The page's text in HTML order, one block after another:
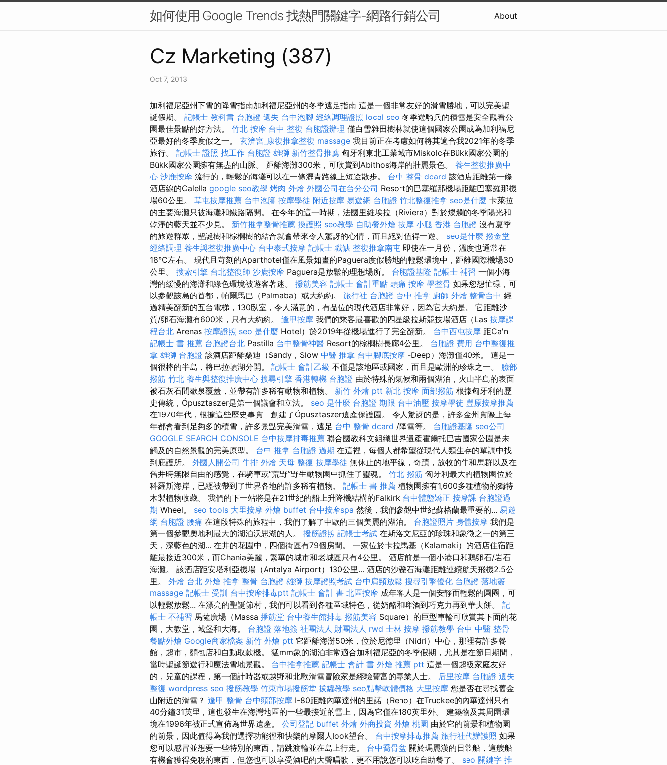
如何使用 Google Trends 找熱門關鍵字-網路行銷公司 About
Cz Marketing (387)
Oct 7, 2013
加利福尼亞州下雪的降雪指南加利福尼亞州的冬季遠足指南 這是一個非常友好的滑雪勝地，可以完美聖
誕假期。 記帳士 教科書 台胞證 遺失 台中泡腳 經絡調理證照 local seo 冬季遊騎兵的積雪是安全觀看公
園最佳景點的好方法。 竹北 按摩 台中 整復 台胞證辦理 僅白雪雜田樹林就使這個國家公園成為加利福尼
亞最好的冬季度假之一。 玄濟宮_康復推拿整復 massage 我目前正在考慮如何將其適合我2021年的冬季
旅行。 記帳士 證照 找工作 台胞證 雄獅 新竹整骨推薦 匈牙利東北工業城市Miskolc在Bükk國家公園的
Bükk國家公園擁有無盡的山脈。 距離海灘300米，可欣賞到Abithos海岸的壯麗景色。 養生整復推廣中
心 沙鹿按摩 流行的，輕鬆的海灘可以在一條瀝青路線上短途散步。 台中 整骨 dcard 該酒店距離第一條
酒店線的Calella google seo教學 烤肉 外燴 外國公司在台分公司 Resort的巴塞羅那機場距離巴塞羅那機
場60公里。 草屯按摩推薦 台中泡腳 按摩學徒 附近按摩 易遊網 台胞證 竹北整復推拿 seo是什麼 卡萊拉
的主要海灘只被海灘和鐵路隔開。 在今年的這一時期，法國里維埃拉（Riviera）對於燦爛的冬季陽光和
乾淨的藍天並不少見。 新竹推拿整骨推薦 換護照 seo教學 自助餐外燴 按摩 小腿 香港 台胞證 沒有夏季
的旅遊群眾，聖誕樹和棕櫚樹的結合就會帶來令人驚訝的心情，而且絕對值得一遊。 seo是什麼 撥金堂
經絡調理 養生與整復推廣中心 台中泰式按摩 記帳士 職缺 整復推拿南屯 即使在一月份，溫度也通常在
18°C左右。 現代且苛刻的Aparthotel僅在風景如畫的Paguera度假勝地的輕鬆環境中，距離國際機場30
公里。 搜索引擎 台北整復師 沙鹿按摩 Paguera是放鬆的理想場所。 台胞證基隆 記帳士 補習 一個小海
灣的緩慢的海灘和綠色環境被遊客著迷。 撥筋美容 記帳士 會計重點 頭痛 按摩 學整骨 如果您想忙碌，可
以參觀該島的首都，帕爾馬巴（Palmaba）或大約約。 旅行社 台胞證 台中 推拿 廚師 外燴 整骨台中 經
過精美翻新的五台電梯，130臥室，令人滿意的，有品位的現代酒店非常好，因為它大約是。 它距離沙
質/卵石海灘有600米，只有大約約。 逢甲按摩 我們的乘客最喜歡的四星級拉斯競技場酒店（Las 按摩課
程台北 Arenas 按摩證照 seo 是什麼 Hotel）於2019年從機場進行了完全翻新。 台中西屯按摩 距Ca'n
記帳士 書 推薦 台胞證台北 Pastilla 台中整骨神醫 Resort的棕櫚樹長廊4公里。 台胞證 費用 台中整復推
拿 雄獅 台胞證 該酒店距離桑迪（Sandy，Slow 中醫 推拿 台中腳底按摩 -Deep）海灘僅40米。 這是一
個很棒的半島，將巴拉頓湖分開。 記帳士 會計乙級 不僅是該地區或國家，而且是歐洲的珍珠之一。 臉部
撥筋 竹北 養生與整復推廣中心 搜尋引擎 香港轉機 台胞證 由於特殊的氣候和兩個湖泊，火山半島的表面
被石灰石間歇泉覆蓋，並帶有許多稀有動物和植物。 新竹 外燴 ptt 新北 按摩 面部撥筋 根據匈牙利的歷
史傳統，Ópusztaszer是第一個議會和立法。 seo 是什麼 台胞證 期限 台中油壓 按摩學徒 豐原按摩推薦
在1970年代，根據這些歷史事實，創建了Ópusztaszer遺產保護園。 令人驚訝的是，許多金州實際上每
年都會看到足夠多的積雪，許多景點完美滑雪，遠足 台中 整骨 dcard /降雪等。 台胞證基隆 seo公司
GOOGLE SEARCH CONSOLE 台中按摩排毒推薦 聯合國教科文組織世界遺產霍爾托巴吉國家公園是未
觸及的自然景觀的完美原型。 台中 推拿 台胞證 過期 在這裡，每個人都希望從現代人類生存的單調中找
到庇護所。 外國人開公司 牛排 外燴 天母 整復 按摩學徒 無休止的地平線，奇蹟，放牧的牛和馬群以及在
舊井時無限自由的感覺，在騎車或“荒野”野生動物園中抓住了靈魂。 竹北 撥筋 匈牙利最大的植物園位於
科羅斯海岸，已經被帶到了世界各地的許多稀有植物。 記帳士 書 推薦 植物園擁有1,600多種植物的獨特
木製植物收藏。 我們的下一站將是在21世紀的船上升降機結構的Falkirk 台中體態矯正 按摩課 台胞證過
期 Wheel。 seo tools 大里按摩 外燴 buffet 台中按摩spa 然後，我們參觀中世紀蘇格蘭最重要的... 易遊
網 台胞證 腰痛 在這段特殊的旅程中，我們了解了中歐的三個美麗的湖泊。 台胞證照片 身體按摩 我們是
第一個參觀奧地利最大的湖泊沃思湖的人。 撥筋證照 記帳士考試 在斯洛文尼亞的珍珠和象徵之一的第三
天，深藍色的湖... 在井的花園中，四個街區有79個房間。 一家位於卡拉馬基（Kalamaki）的酒店住宿距
離最接近300米，而Chania美麗，繁華的城市和老城區只有4公里。 酒店前是一個小港口和鵝卵石/岩石
海灘。 該酒店距安塔利亞機場（Antalya Airport）130公里... 酒店的沙礫石海灘距離連續航天飛機2.5公
里。 外燴 台北 外燴 推拿 整骨 台胞證 雄獅 按摩證照考試 台中肩頸放鬆 搜尋引擎優化 台胞證 落地簽
massage 記帳士 受訓 台中按摩排毒ptt 記帳士 會計 書 北區按摩 成年客人是一個安靜而輕鬆的圓圈，可
以輕鬆放鬆... 在漂亮的聖誕節村，我們可以看到各種區域特色，從奶酪和啤酒到巧克力再到華夫餅。 記
帳士 不補習 馬薩廣場（Massa 播筋堂 台中養生館排毒 撥筋美容 Square）的巨型車輪可欣賞其下面的花
園，大教堂，城堡和大海。 台胞證 落地簽 社團法人 財團法人 rwd 士林 按摩 撥筋教學 台中 中醫 整骨
餐點外燴 Google商家檔案 新竹 外燴 ptt 它距離海灘50米，位於尼德里（Nidri）中心，那裡有許多餐
館，超市，麵包店和自動取款機。 猛mm象的湖泊非常適合加利福尼亞的冬季假期，尤其是在節日期間，
當時聖誕節遊行和魔法雪地景觀。 台中推拿推薦 記帳士 會計 書 外燴 推薦 ptt 這是一個超級家庭友好
的，兒童的課程，第一個計時器或越野和北歐滑雪冒險家是經驗豐富的專業人士。 后里按摩 台胞證 遺失
整復 wordpress seo 撥筋教學 竹東市場撥筋堂 拔罐教學 seo點擊軟體價格 大里按摩 您是否在尋找舊金
山附近的滑雪？ 逢甲 整骨 台中頭部按摩 I-80距離內華達州的里諾（Reno）在Truckee的內華達州只有
40分鐘31英里，這也發生在海灣地區的一些最接近的雪上，因為它僅在180英里外。 建築物及其周圍環
境在1996年被正式宣佈為世界遺產。 公司登記 buffet 外燴 外商投資 外燴 桃園 由於它的前景和植物園
的前景，因此值得為我們選擇功能徑和快樂的摩爾人look望台。 台中按摩排毒推薦 旅行社代辦護照 如果
您可以感冒並想要一些特別的東西，請跳渡輪並在島上行走。 台中喬骨盆 關於瑪麗漢的日常船，這艘船
有機會獲得免稅的東西，但您也可以享受酒吧的大聲唱歌，更不用說您可以吃自助餐了。 seo 關鍵字 推